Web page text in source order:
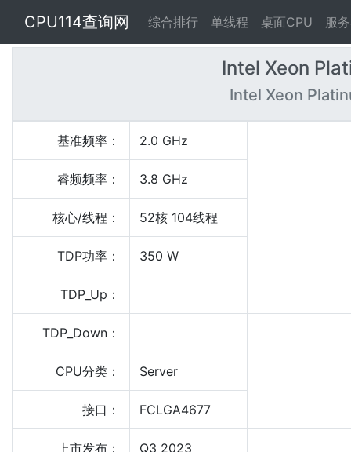
CPU114查询网 综合排行 单线程 桌面CPU 服
Intel Xeon
Intel Xeon
基准频率： 2.0 GHz
睿频频率： 3.8 GHz
核心/线程： 52核 104线程
TDP功率： 350 W
TDP_Up：
TDP_Down：
CPU分类： Server
接口： FCLGA4677
上市发布： Q3 2023